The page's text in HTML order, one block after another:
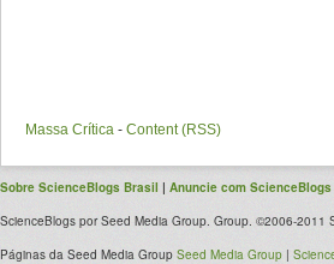
Massa Crítica - Content (RSS)
Sobre ScienceBlogs Brasil | Anuncie com
ScienceBlogs por Seed Media Group. Group. ©2006-2011
Páginas da Seed Media Group Seed Media Group |